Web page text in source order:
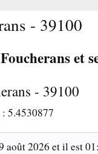
- 39100
et
- 39100
5.4530877
août 2026 et il est